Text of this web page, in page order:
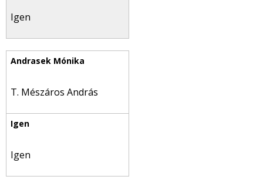
Igen
T. Mészáros András
Igen